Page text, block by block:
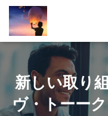
新しい取り
ヴ・トーー